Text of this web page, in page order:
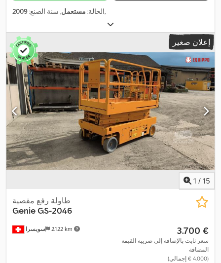
الحالة: مستعمل, سنة الصنع:2009 ,
إعلان صغير
1 / 15
سويسرا 2.122 km
طاولة رفع مقصية
GenieGS-2046
‏3.700 €
سعر ثابت بالإضافة إلى ضريبة القيمة
المضافة
(‏4.000 € إجمالي)